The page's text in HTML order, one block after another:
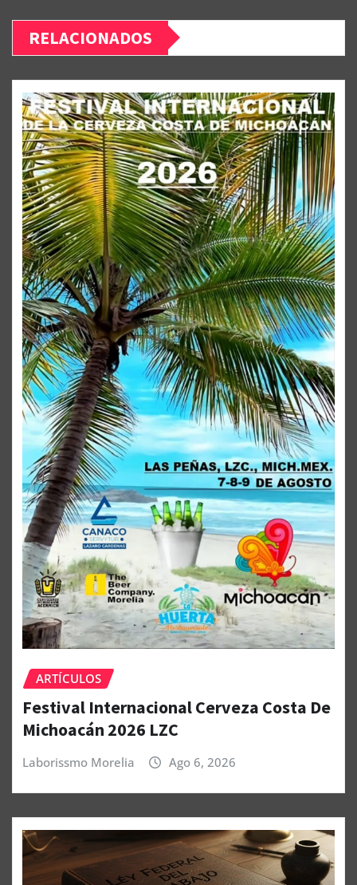
RELACIONADOS
ARTÍCULOS
Festival Internacional Cerveza Costa De
Michoacán 2026 LZC
Laborissmo Morelia Ago 6, 2026